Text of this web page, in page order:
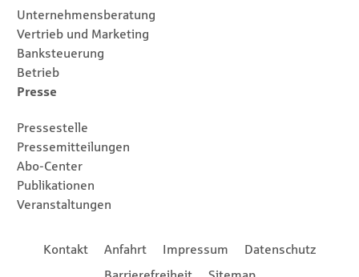
Unternehmensberatung
Vertrieb und Marketing
Banksteuerung
Betrieb
Presse
Pressestelle
Pressemitteilungen
Abo-Center
Publikationen
Veranstaltungen
Footernavigation
Kontakt Anfahrt Impressum
Datenschutz